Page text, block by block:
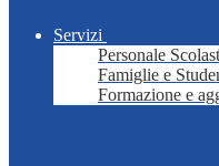
Servizi
Personale
Famiglie e
Formazione e